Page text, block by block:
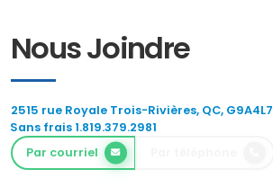
Nous Joindre
2515 rue Royale Trois-Rivières, QC, G9A4L7
Sans frais 1.819.379.2981
Par courriel